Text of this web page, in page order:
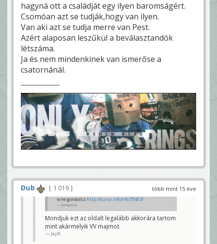
hagyná ott a családját egy ilyen baromságért.
Csomóan azt se tudják,hogy van ilyen.
Van aki azt se tudja merre van Pest.
Azért alaposan leszűkül a beválasztandók
létszáma.
Ja és nem mindenkinek van ismerőse a
csatornánál.
több mint 15 éve
Dub 1 019
erre gondolsz http://kuruc.info/r/6/70403/
konqueror
Mondjuk ezt az oldalt legalább akkorára tartom
mint akármelyik VV majmot.
JayB